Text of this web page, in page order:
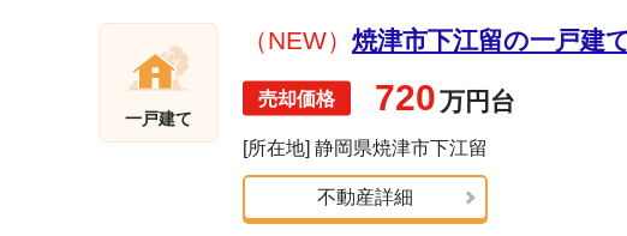
一戸建て
（NEW） 焼津市下江留の一戸建
720万円台
[所在地] 静岡県焼津市下江留
不動産詳細